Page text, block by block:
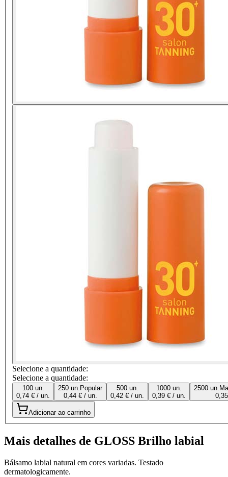
Selecione a quantidade:
Selecione a quantidade:
100 un.
0,74 € / un.
250 un. Popular
0,44 € / un.
500 un.
0,42 € / un.
1000 un.
0,39 € / un.
2500 un.
Adicionar ao carrinho
Mais detalhes de GLOSS Brilho labial
Bálsamo labial natural em cores variadas. Testado
dermatologicamente.